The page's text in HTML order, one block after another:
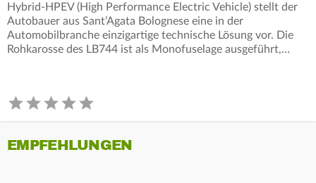
Hybrid-HPEV (High Performance Electric Vehicle) stellt der
Autobauer aus Sant’Agata Bolognese eine in der
Automobilbranche einzigartige technische Lösung vor. Die
Rohkarosse des LB744 ist als Monofuselage ausgeführt,…
EMPFEHLUNGEN